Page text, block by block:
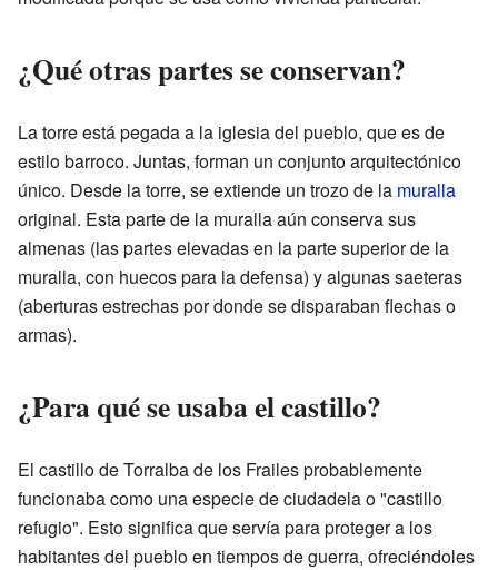
¿Qué otras partes se conservan?
La torre está pegada a la iglesia del pueblo, que es de
estilo barroco. Juntas, forman un conjunto arquitectónico
único. Desde la torre, se extiende un trozo de la muralla
original. Esta parte de la muralla aún conserva sus
almenas (las partes elevadas en la parte superior de la
muralla, con huecos para la defensa) y algunas saeteras
(aberturas estrechas por donde se disparaban flechas o
armas).
¿Para qué se usaba el castillo?
El castillo de Torralba de los Frailes probablemente
funcionaba como una especie de ciudadela o "castillo
refugio". Esto significa que servía para proteger a los
habitantes del pueblo en tiempos de guerra, ofreciéndoles